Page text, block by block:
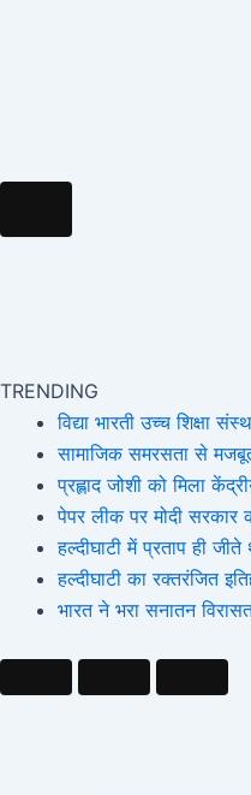
TRENDING
विद्या भारती उच्च शिक्षा
सामाजिक समरसता से मजबूत
प्रह्लाद जोशी को मिला
पेपर लीक पर मोदी
हल्दीघाटी में प्रताप ही
हल्दीघाटी का रक्तरंजित
भारत ने भरा सनातन